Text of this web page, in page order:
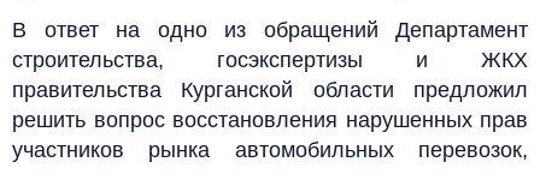
В ответ на одно из обращений Департамент
строительства, госэкспертизы и ЖКХ
правительства Курганской области предложил
решить вопрос восстановления нарушенных прав
участников рынка автомобильных перевозок,